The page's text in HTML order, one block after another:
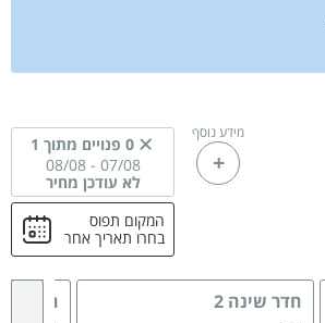
חדר שינה 2 חדר
מידע נוסף
0 פנויים מתוך 1
07/08
-
08/08
לא עודכן מחיר
המקום תפוס
בחרו תאריך אחר